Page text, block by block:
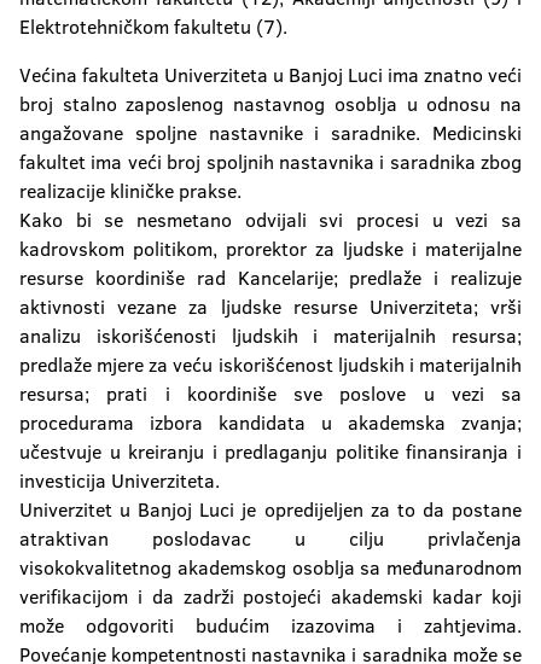
Elektrotehničkom fakultetu (7).
Većina fakulteta Univerziteta u Banjoj Luci ima znatno veći
broj stalno zaposlenog nastavnog osoblja u odnosu na
angažovane spoljne nastavnike i saradnike. Medicinski
fakultet ima veći broj spoljnih nastavnika i saradnika zbog
realizacije kliničke prakse.
Kako bi se nesmetano odvijali svi procesi u vezi sa
kadrovskom politikom, prorektor za ljudske i materijalne
resurse koordiniše rad Kancelarije; predlaže i realizuje
aktivnosti vezane za ljudske resurse Univerziteta; vrši
analizu iskorišćenosti ljudskih i materijalnih resursa;
predlaže mjere za veću iskorišćenost ljudskih i materijalnih
resursa; prati i koordiniše sve poslove u vezi sa
procedurama izbora kandidata u akademska zvanja;
učestvuje u kreiranju i predlaganju politike finansiranja i
investicija Univerziteta.
Univerzitet u Banjoj Luci je opredijeljen za to da postane
atraktivan poslodavac u cilju privlačenja
visokokvalitetnog akademskog osoblja sa međunarodnom
verifikacijom i da zadrži postojeći akademski kadar koji
može odgovoriti budućim izazovima i zahtjevima.
Povećanje kompetentnosti nastavnika i saradnika može se